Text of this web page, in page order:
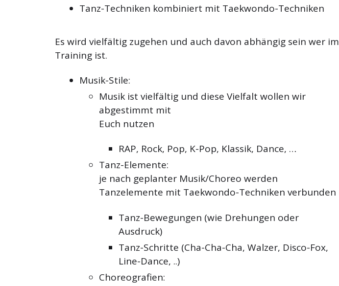
Tanz-Techniken kombiniert mit Taekwondo-Techniken
Es wird vielfältig zugehen und auch davon abhängig sein wer im
Training ist.
Musik-Stile:
Musik ist vielfältig und diese Vielfalt wollen wir
abgestimmt mit
Euch nutzen
RAP, Rock, Pop, K-Pop, Klassik, Dance, …
Tanz-Elemente:
je nach geplanter Musik/Choreo werden
Tanzelemente mit Taekwondo-Techniken verbunden
Tanz-Bewegungen (wie Drehungen oder
Ausdruck)
Tanz-Schritte (Cha-Cha-Cha, Walzer, Disco-Fox,
Line-Dance, ..)
Choreografien: